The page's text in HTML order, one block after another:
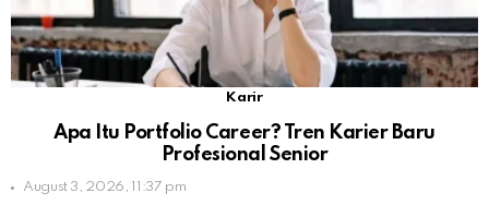
Karir
Apa Itu Portfolio Career? Tren Karier Baru
Profesional Senior
August 3, 2026, 11:37 pm